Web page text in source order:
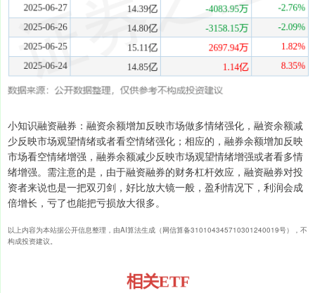
小知识融资融券：融资余额增加反映市场做多情绪强化，融资余额减
少反映市场观望情绪或者看空情绪强化；相应的，融券余额增加反映
市场看空情绪增强，融券余额减少反映市场观望情绪增强或者看多情
绪增强。需注意的是，由于融资融券的财务杠杆效应，融资融券对投
资者来说也是一把双刃剑，好比放大镜一般，盈利情况下，利润会成
倍增长，亏了也能把亏损放大很多。
以上内容为本站据公开信息整理，由AI算法生成（网信算备310104345710301240019号），不
构成投资建议。